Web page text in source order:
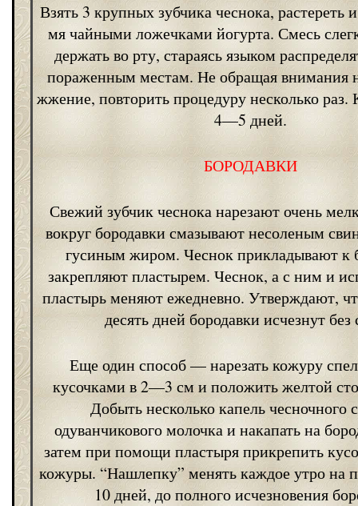
Взять 3 крупных зубчика чеснока, растереть
мя чайными ложечками йогурта. Смесь
держать во рту, стараясь языком
пораженным местам. Не обращая внимания
жжение, повторить процедуру несколько
4—5 дней.
БОРОДАВКИ
Свежий зубчик чеснока нарезают очень
вокруг бородавки смазывают несоленым
гусиным жиром. Чеснок прикладывают к
закрепляют пластырем. Чеснок, а с ним и
пластырь меняют ежедневно. Утверждают,
десять дней бородавки исчезнут без
Еще один способ — нарезать кожуру
кусочками в 2—3 см и положить желтой
Добыть несколько капель чесночного
одуванчикового молочка и накапать на
затем при помощи пластыря прикрепить
кожуры. “Нашлепку” менять каждое утро на
10 дней, до полного исчезновения